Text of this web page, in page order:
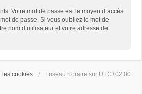
Votre mot de passe est le moyen d’accès
de passe. Si vous oubliez le mot de
nom d’utilisateur et votre adresse de
les cookies Fuseau horaire sur UTC+02:00